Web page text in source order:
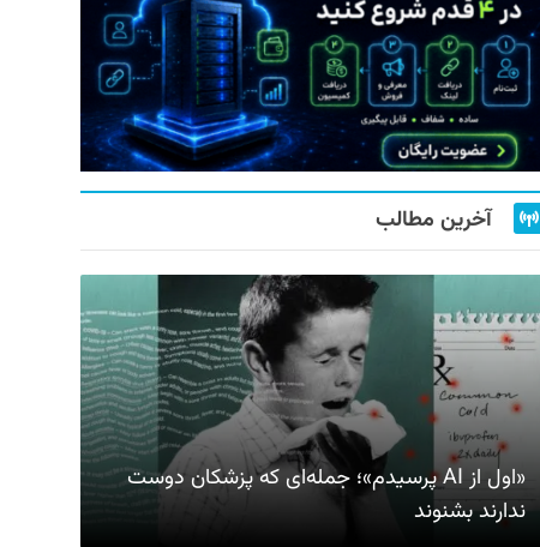
آخرین مطالب
«اول از AI پرسیدم»؛ جمله‌ای که پزشکان دوست
ندارند بشنوند